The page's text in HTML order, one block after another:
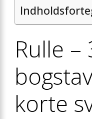
Rulle –
korte